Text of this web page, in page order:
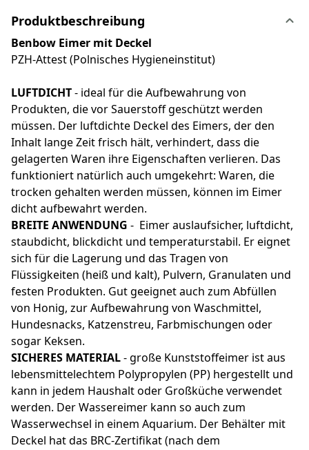
Produktbeschreibung
Benbow Eimer mit Deckel
PZH-Attest (Polnisches Hygieneinstitut)
LUFTDICHT- ideal für die Aufbewahrung von
Produkten, die vor Sauerstoff geschützt werden
müssen. Der luftdichte Deckel des Eimers, der den
Inhalt lange Zeit frisch hält, verhindert, dass die
gelagerten Waren ihre Eigenschaften verlieren. Das
funktioniert natürlich auch umgekehrt: Waren, die
trocken gehalten werden müssen, können im Eimer
dicht aufbewahrt werden.
BREITE ANWENDUNG - Eimer auslaufsicher, luftdicht,
staubdicht, blickdicht und temperaturstabil. Er eignet
sich für die Lagerung und das Tragen von
Flüssigkeiten (heiß und kalt), Pulvern, Granulaten und
festen Produkten. Gut geeignet auch zum Abfüllen
von Honig, zur Aufbewahrung von Waschmittel,
Hundesnacks, Katzenstreu, Farbmischungen oder
sogar Keksen.
SICHERES MATERIAL- große Kunststoffeimer ist aus
lebensmittelechtem Polypropylen (PP) hergestellt und
kann in jedem Haushalt oder Großküche verwendet
werden. Der Wassereimer kann so auch zum
Wasserwechsel in einem Aquarium. Der Behälter mit
Deckel hat das BRC-Zertifikat (nach dem